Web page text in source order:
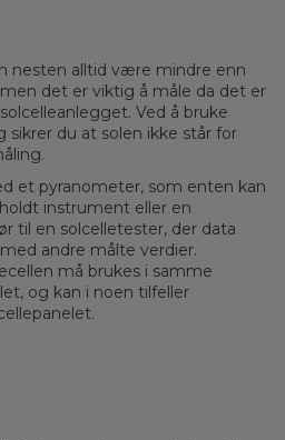
nesten alltid være mindre enn
det er viktig å måle da det er
Ved å bruke
sikrer du at solen ikke står for
et pyranometer, som enten kan
instrument eller en
til en solcelletester, der data
andre målte verdier.
må brukes i samme
og kan i noen tilfeller